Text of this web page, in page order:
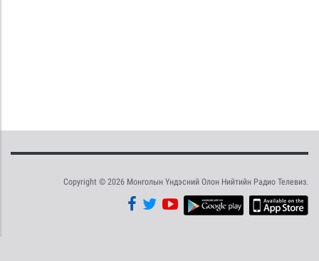
Copyright © 2026 Монголын Үндэсний Олон Нийтийн Радио Телевиз.